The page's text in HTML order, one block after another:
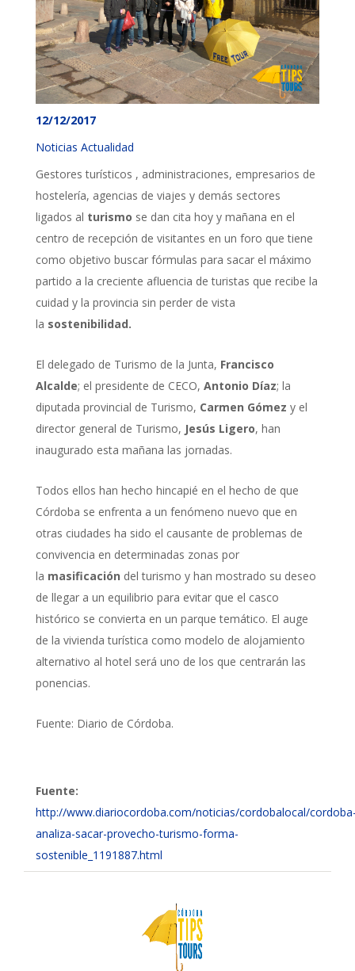
12/12/2017
Noticias Actualidad
Gestores turísticos , administraciones, empresarios de
hostelería, agencias de viajes y demás sectores
ligados al turismo se dan cita hoy y mañana en el
centro de recepción de visitantes en un foro que tiene
como objetivo buscar fórmulas para sacar el máximo
partido a la creciente afluencia de turistas que recibe la
cuidad y la provincia sin perder de vista
la sostenibilidad.
El delegado de Turismo de la Junta, Francisco
Alcalde; el presidente de CECO, Antonio Díaz; la
diputada provincial de Turismo, Carmen Gómez y el
director general de Turismo, Jesús Ligero, han
inaugurado esta mañana las jornadas.
Todos ellos han hecho hincapié en el hecho de que
Córdoba se enfrenta a un fenómeno nuevo que en
otras ciudades ha sido el causante de problemas de
convivencia en determinadas zonas por
la masificación del turismo y han mostrado su deseo
de llegar a un equilibrio para evitar que el casco
histórico se convierta en un parque temático. El auge
de la vivienda turística como modelo de alojamiento
alternativo al hotel será uno de los que centrarán las
ponencias.
Fuente: Diario de Córdoba.
Fuente:
http://www.diariocordoba.com/noticias/cordobalocal/
analiza-sacar-provecho-turismo-forma-
sostenible_1191887.html